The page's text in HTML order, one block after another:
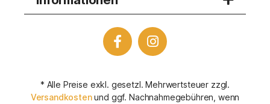
* Alle Preise exkl. gesetzl. Mehrwertsteuer zzgl.
Versandkostenund ggf. Nachnahmegebühren, wenn